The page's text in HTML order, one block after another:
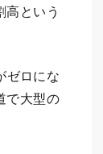
という
ゼロにな
で大型の